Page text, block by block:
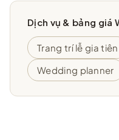
Dịch vụ & bảng giá
Trang trí lễ gia tiên
Wedding planner